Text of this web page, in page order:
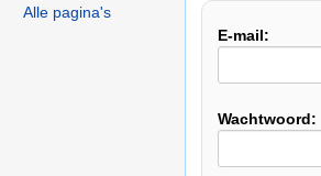
Alle pagina's
E-mail:
Wachtwoord: